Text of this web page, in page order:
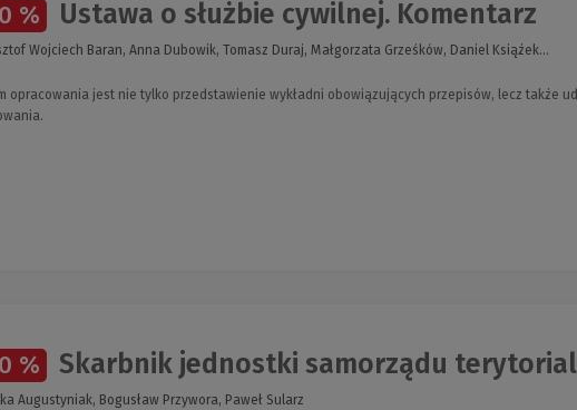
% Ustawa o służbie cywilnej. Komentarz
Wojciech Baran, Anna Dubowik, Tomasz Duraj, Małgorzata Grześków, Daniel Książek...
opracowania jest nie tylko przedstawienie wykładni obowiązujących przepisów, lecz także
% Skarbnik jednostki samorządu
Augustyniak, Bogusław Przywora, Paweł Sularz